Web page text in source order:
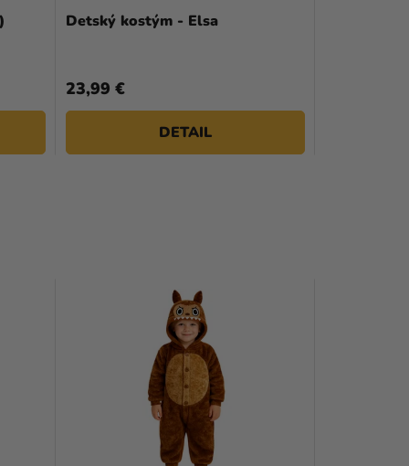
Detský kostým - Elsa
23,99 €
DETAIL